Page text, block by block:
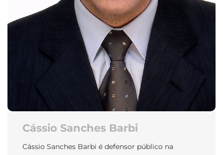
Cássio Sanches Barbi
Cássio Sanches Barbi é defensor público na